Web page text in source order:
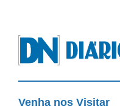
Venha nos Visitar